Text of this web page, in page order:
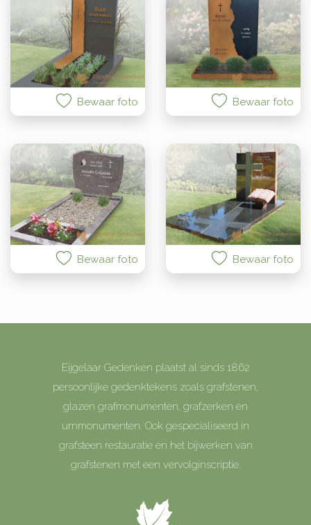
Bewaar foto Bewaar foto
Bewaar foto Bewaar foto
Eijgelaar Gedenken plaatst al sinds 1862
persoonlijke gedenktekens zoals grafstenen,
glazen grafmonumenten, grafzerken en
urnmonumenten. Ook gespecialiseerd in
grafsteen restauratie en het bijwerken van
grafstenen met een vervolginscriptie.